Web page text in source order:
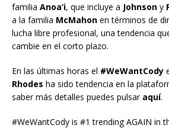
familia Anoa’i, que incluye a Johnson y
a la familia McMahon en términos de
lucha libre profesional, una tendencia
cambie en el corto plazo.
En las últimas horas el #WeWantCody
Rhodes ha sido tendencia en la
saber más detalles puedes pulsar aquí.
#WeWantCody is #1 trending AGAIN in